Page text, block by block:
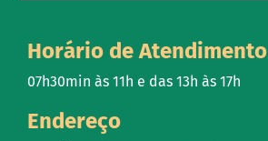
Horário de Atendimento
07h30min às 11h e das 13h às 17h
Endereço